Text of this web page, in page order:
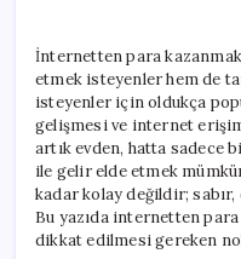
İnternetten para
etmek isteyenler hem de
isteyenler için oldukça
gelişmesi ve internet
artık evden, hatta sadece
ile gelir elde etmek
kadar kolay değildir;
Bu yazıda internetten
dikkat edilmesi gereken